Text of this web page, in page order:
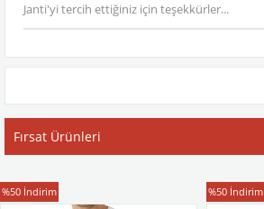
Janti'yi tercih ettiğiniz için teşekkürler...
Fırsat Ürünleri
T-Shirt
%50 İndirim T-Shirt
%50 İndirim